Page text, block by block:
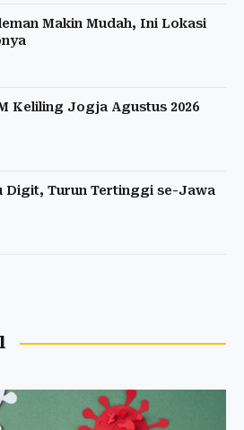
Makin Mudah, Ini Lokasi
Keliling Jogja Agustus 2026
Digit, Turun Tertinggi se-Jawa